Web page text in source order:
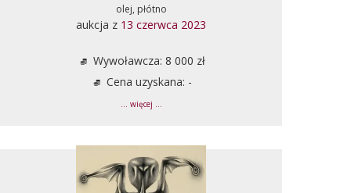
olej, płótno
aukcja z 13 czerwca 2023
Wywoławcza: 8 000 zł
Cena uzyskana: -
... więcej ...